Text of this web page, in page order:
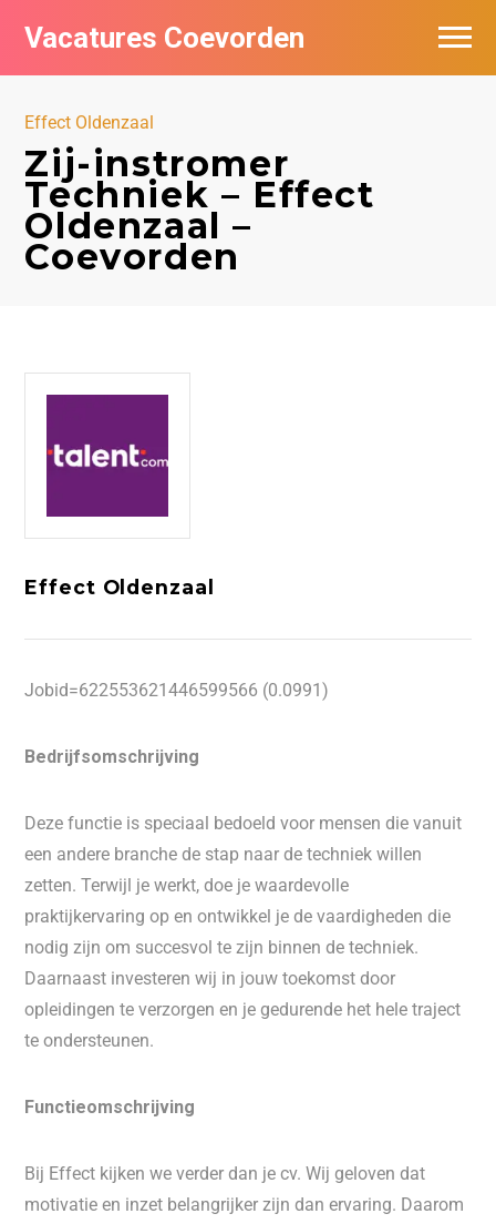
Vacatures Coevorden
Effect Oldenzaal
Zij-instromer
Techniek – Effect
Oldenzaal –
Coevorden
Effect Oldenzaal
Jobid=622553621446599566 (0.0991)
Bedrijfsomschrijving
Deze functie is speciaal bedoeld voor mensen die vanuit
een andere branche de stap naar de techniek willen
zetten. Terwijl je werkt, doe je waardevolle
praktijkervaring op en ontwikkel je de vaardigheden die
nodig zijn om succesvol te zijn binnen de techniek.
Daarnaast investeren wij in jouw toekomst door
opleidingen te verzorgen en je gedurende het hele traject
te ondersteunen.
Functieomschrijving
Bij Effect kijken we verder dan je cv. Wij geloven dat
motivatie en inzet belangrijker zijn dan ervaring. Daarom
Vacatures per bedrijf
Nieuwsbrief feed